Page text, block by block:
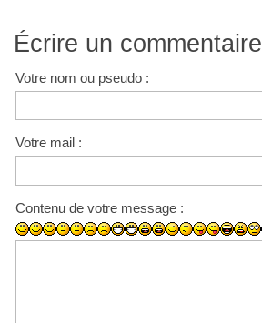
Écrire un commentaire
Votre nom ou pseudo :
Votre mail :
Contenu de votre message :